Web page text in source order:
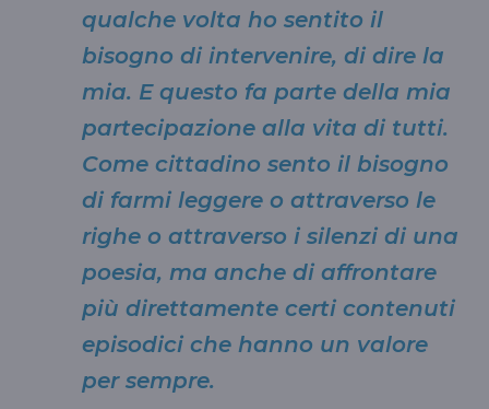
qualche volta ho sentito il
bisogno di intervenire, di dire la
mia. E questo fa parte della mia
partecipazione alla vita di tutti.
Come cittadino sento il bisogno
di farmi leggere o attraverso le
righe o attraverso i silenzi di una
poesia, ma anche di affrontare
più direttamente certi contenuti
episodici che hanno un valore
per sempre.